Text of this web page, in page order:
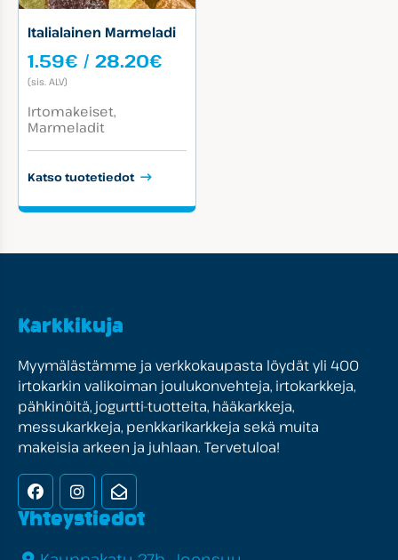
Italialainen Marmeladi
1.59€ / 28.20€
(sis. ALV)
Tuotekategoriat:
Irtomakeiset
Marmeladit
Katso tuotetiedot
Karkkikuja
Myymälästämme ja verkkokaupasta löydät yli 400
irtokarkin valikoiman joulukonvehteja, irtokarkkeja,
pähkinöitä, jogurtti-tuotteita, hääkarkkeja,
messukarkkeja, penkkarikarkkeja sekä muita
makeisia arkeen ja juhlaan. Tervetuloa!
FacebookInstagramUutiskirje
Yhteystiedot